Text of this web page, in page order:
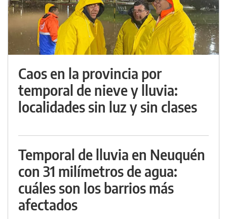
Caos en la provincia por
temporal de nieve y lluvia:
localidades sin luz y sin clases
Temporal de lluvia en Neuquén
con 31 milímetros de agua:
cuáles son los barrios más
afectados